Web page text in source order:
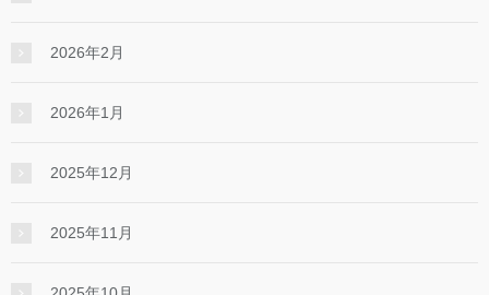
2026年2月
2026年1月
2025年12月
2025年11月